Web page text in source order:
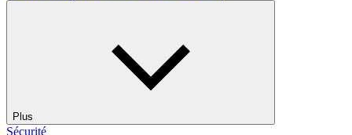
Plus
Sécurité